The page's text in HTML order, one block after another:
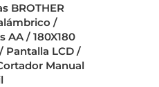
BROTHER
/
AA / 180X180
Pantalla LCD /
Manual